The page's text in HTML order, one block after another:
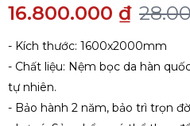
16.800.000 ₫
- Kích thước: 1600x2000mm
- Chất liệu: Nệm bọc da hàn
tự nhiên.
- Bảo hành 2 năm, bảo trì trọn